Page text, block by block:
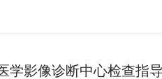
学影像诊断中心检查指导